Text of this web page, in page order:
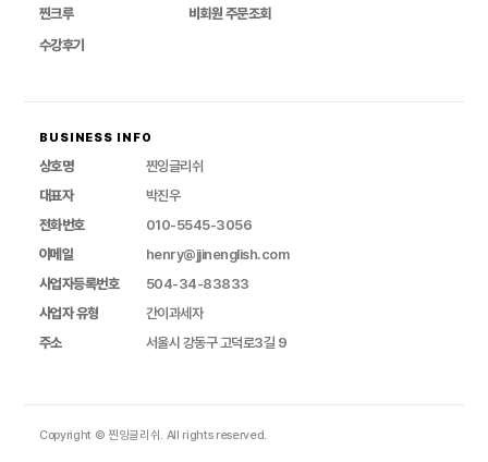
찐크루
수강후기
비회원 주문조회
BUSINESS INFO
상호명
찐잉글리쉬
대표자
박진우
전화번호
010-5545-3056
이메일
henry@jjinenglish.com
사업자등록번호
504-34-83833
사업자 유형
간이과세자
주소
서울시 강동구 고덕로3길 9
Copyright © 찐잉글리쉬. All rights reserved.